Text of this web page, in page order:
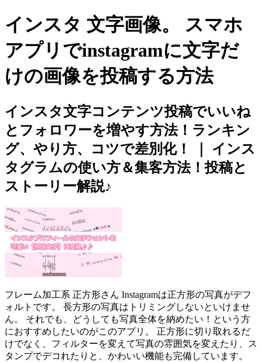
インスタ 文字画像。 スマホ
アプリでinstagramに文字だ
けの画像を投稿する方法
インスタ文字コンテンツ投稿でいいね
とフォロワーを増やす方法！ランキン
グ、やり方、コツで差別化！ ｜ インス
タグラムの使い方＆集客方法！投稿と
ストーリー解説♪
フレーム加工系 正方形さん Instagramは正方形の写真がデフ
ォルトです。 長方形の写真はトリミングしないといけませ
ん。 それでも、どうしても写真全体を納めたい！という方
におすすめしたいのがこのアプリ。 正方形に切り取れるだ
けでなく、フィルターを変えて写真の雰囲気を変えたり、ス
タンプでデコれたりと、かわいい機能も完備しています。